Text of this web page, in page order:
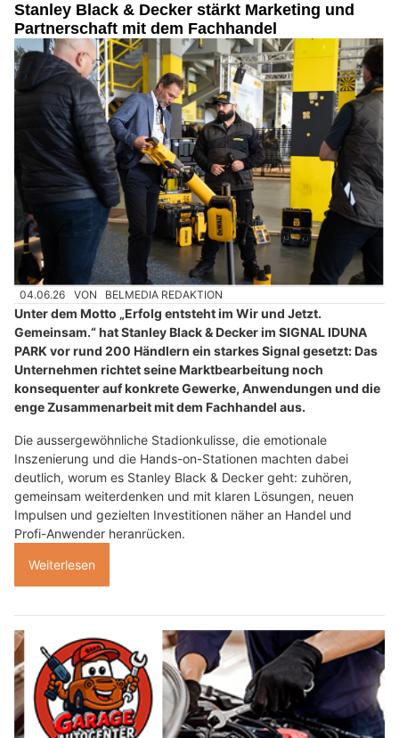
Stanley Black & Decker stärkt Marketing und
Partnerschaft mit dem Fachhandel
04.06.26 VON BELMEDIA REDAKTION
Unter dem Motto „Erfolg entsteht im Wir und Jetzt.
Gemeinsam.“ hat Stanley Black & Decker im SIGNAL IDUNA
PARK vor rund 200 Händlern ein starkes Signal gesetzt: Das
Unternehmen richtet seine Marktbearbeitung noch
konsequenter auf konkrete Gewerke, Anwendungen und die
enge Zusammenarbeit mit dem Fachhandel aus.
Die aussergewöhnliche Stadionkulisse, die emotionale
Inszenierung und die Hands-on-Stationen machten dabei
deutlich, worum es Stanley Black & Decker geht: zuhören,
gemeinsam weiterdenken und mit klaren Lösungen, neuen
Impulsen und gezielten Investitionen näher an Handel und
Profi-Anwender heranrücken.
Weiterlesen